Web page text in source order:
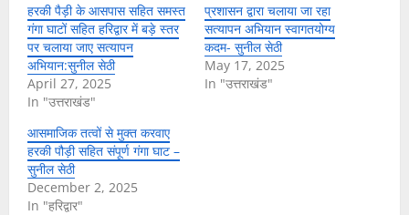
हरकी पैड़ी के आसपास सहित समस्त
गंगा घाटों सहित हरिद्वार में बड़े स्तर
पर चलाया जाए सत्यापन
अभियान:सुनील सेठी
April 27, 2025
In "उत्तराखंड"
प्रशासन द्वारा चलाया जा रहा
सत्यापन अभियान स्वागतयोग्य
कदम- सुनील सेठी
May 17, 2025
In "उत्तराखंड"
आसमाजिक तत्वों से मुक्त करवाए
हरकी पौड़ी सहित संपूर्ण गंगा घाट –
सुनील सेठी
December 2, 2025
In "हरिद्वार"